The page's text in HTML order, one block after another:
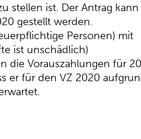
stellen ist. Der Antrag kann
gestellt werden.
Personen) mit
ist unschädlich)
die Vorauszahlungen für
er für den VZ 2020